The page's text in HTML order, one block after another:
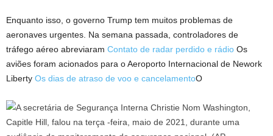
Enquanto isso, o governo Trump tem muitos problemas de
aeronaves urgentes. Na semana passada, controladores de
tráfego aéreo abreviaram Contato de radar perdido e rádio Os
aviões foram acionados para o Aeroporto Internacional de Nework
Liberty Os dias de atraso de voo e cancelamentoO